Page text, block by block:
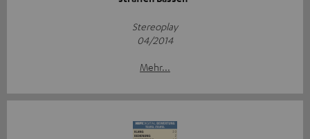
Stereoplay
04/2014
Mehr...